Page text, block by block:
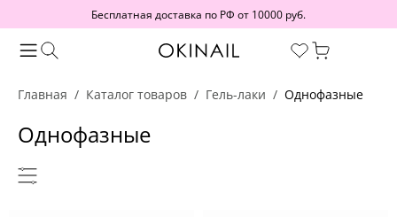
Бесплатная доставка по РФ от 10000 руб.
Главная Каталог товаров Гель-лаки Однофазные
Однофазные